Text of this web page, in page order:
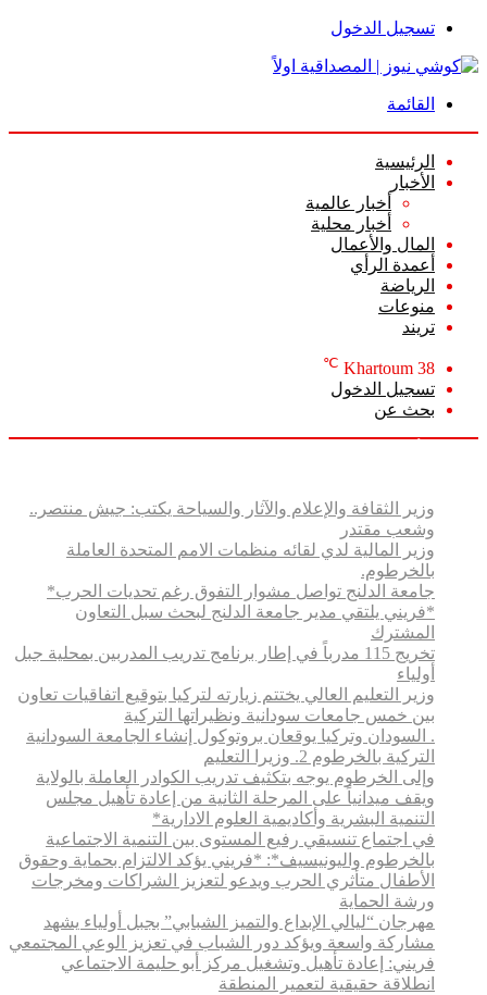
تسجيل الدخول
القائمة
الرئيسية
الأخبار
أخبار عالمية
أخبار محلية
المال والأعمال
أعمدة الرأي
الرياضة
منوعات
تريند
Khartoum 38
℃
تسجيل الدخول
بحث عن
وزير الثقافة والإعلام والآثار والسياحة يكتب: جيش منتصر..
وشعب مقتدر
وزير المالية لدي لقائه منظمات الامم المتحدة العاملة
بالخرطوم.
جامعة الدلنج تواصل مشوار التفوق رغم تحديات الحرب*
*فريني يلتقي مدير جامعة الدلنج لبحث سبل التعاون
المشترك
تخريج 115 مدرباً في إطار برنامج تدريب المدربين بمحلية جبل
أولياء
وزير التعليم العالي يختتم زيارته لتركيا بتوقيع اتفاقيات تعاون
بين خمس جامعات سودانية ونظيراتها التركية
. السودان وتركيا يوقعان بروتوكول إنشاء الجامعة السودانية
التركية بالخرطوم 2. وزيرا التعليم
وإلى الخرطوم يوجه بتكثيف تدريب الكوادر العاملة بالولاية
ويقف ميدانياً على المرحلة الثانية من إعادة تأهيل مجلس
التنمية البشرية وأكاديمية العلوم الادارية*
في اجتماع تنسيقي رفيع المستوى بين التنمية الاجتماعية
بالخرطوم واليونيسيف*: *​فريني يؤكد الالتزام بحماية وحقوق
الأطفال متأثري الحرب ويدعو لتعزيز الشراكات ومخرجات
ورشة الحماية
مهرجان “ليالي الإبداع والتميز الشبابي” بجبل أولياء يشهد
مشاركة واسعة ويؤكد دور الشباب في تعزيز الوعي المجتمعي
فريني: إعادة تأهيل وتشغيل مركز أبو حليمة الاجتماعي
انطلاقة حقيقية لتعمير المنطقة